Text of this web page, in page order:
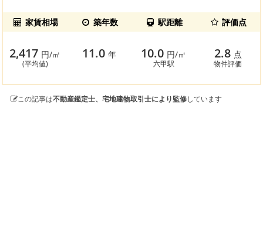
家賃相場 築年数 駅距離 評価点
2,417 円/㎡
(平均値)
11.0年 10.0 円/㎡
六甲駅
2.8 点
物件評価
この記事は不動産鑑定士、宅地建物取引士により監修しています